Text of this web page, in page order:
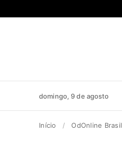
para
domingo, 9 de agosto
Início / OdOnline Brasil